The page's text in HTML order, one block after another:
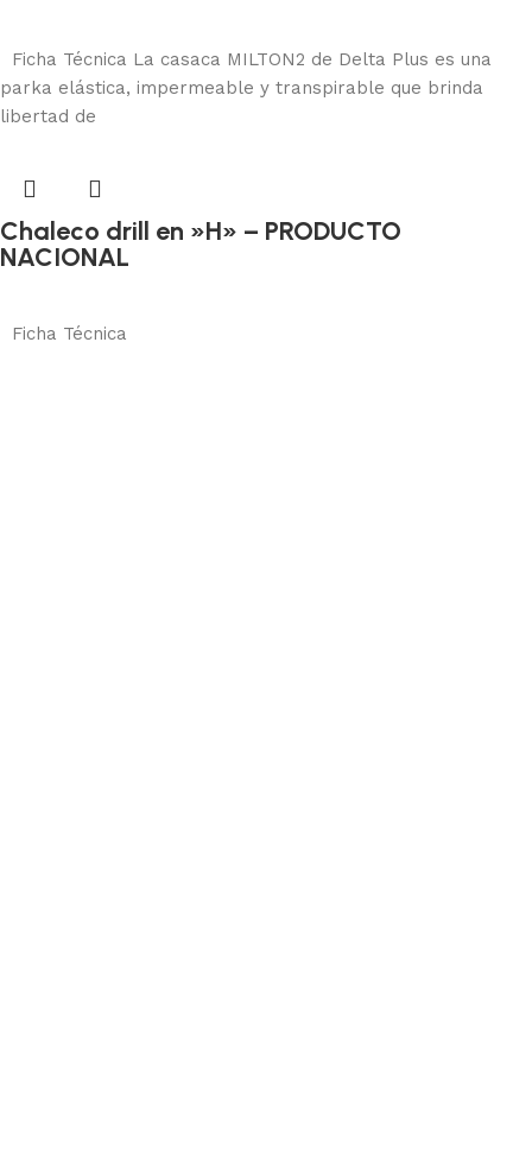
Ficha Técnica La casaca MILTON2 de Delta Plus es una
parka elástica, impermeable y transpirable que brinda
libertad de
Chaleco drill en »H» – PRODUCTO
NACIONAL
Ficha Técnica